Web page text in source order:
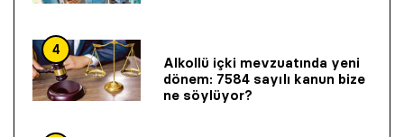
4
Alkollü içki mevzuatında yeni
dönem: 7584 sayılı kanun bize
ne söylüyor?